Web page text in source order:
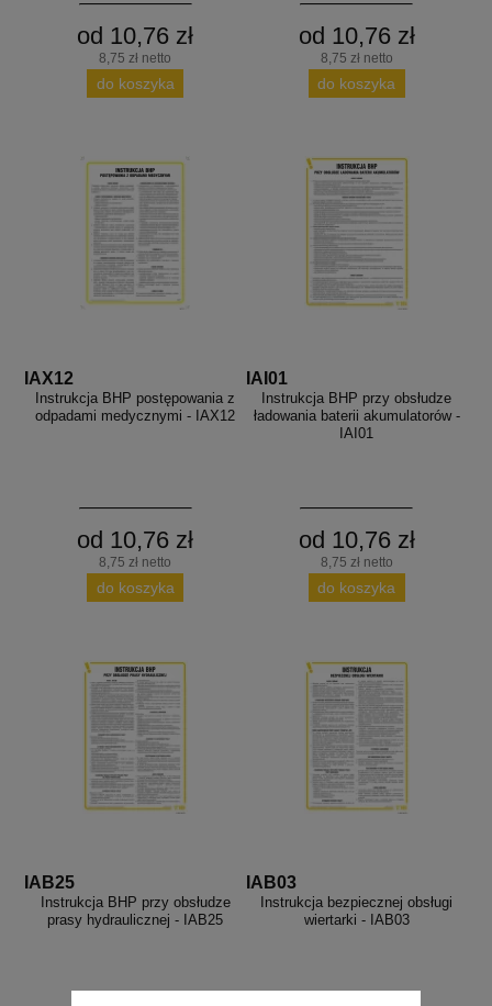
od 10,76 zł
8,75 zł netto
do koszyka
od 10,76 zł
8,75 zł netto
do koszyka
IAX12
Instrukcja BHP postępowania z
odpadami medycznymi - IAX12
od 10,76 zł
8,75 zł netto
do koszyka
IAI01
Instrukcja BHP przy obsłudze
ładowania baterii akumulatorów -
IAI01
od 10,76 zł
8,75 zł netto
do koszyka
IAB25
Instrukcja BHP przy obsłudze
prasy hydraulicznej - IAB25
IAB03
Instrukcja bezpiecznej obsługi
wiertarki - IAB03